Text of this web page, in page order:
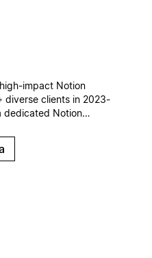
impact Notion
dedicated Notion
Notion workspace